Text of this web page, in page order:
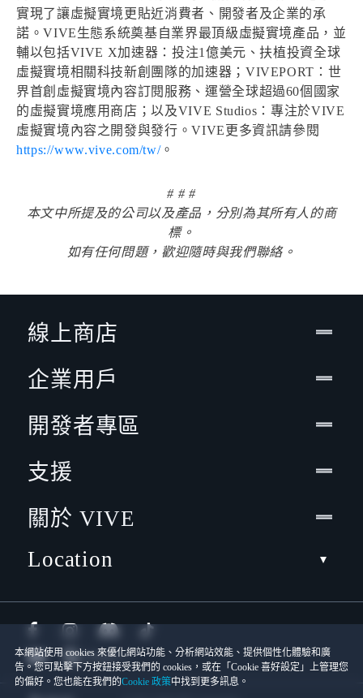
實現了讓虛擬實境更貼近消費者、開發者及企業的承
諾。VIVE生態系統奠基自業界最頂級虛擬實境產品，並
輔以包括VIVE X加速器：投注1億美元、扶植投資全球
虛擬實境相關科技新創團隊的加速器；VIVEPORT：世
界首創虛擬實境內容訂閱服務、運營全球超過60個國家
的虛擬實境應用商店；以及VIVE Studios：專注於VIVE
虛擬實境內容之開發與發行。VIVE更多資訊請參閱
https://www.vive.com/tw/。
# # #
本文中所提及的公司以及產品，分別為其所有人的商
標。
如有任何問題，歡迎隨時與我們聯絡。
本網站使用 cookies 來優化網站功能、分析網站效能、提供個性化體驗和廣
告。您可點擊下方按鈕接受我們的 cookies，或在「Cookie 喜好設定」上管理您
的偏好。您也能在我們的Cookie 政策中找到更多訊息。
線上商店
企業用戶
開發者專區
支援
關於 VIVE
Location